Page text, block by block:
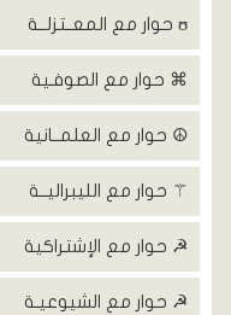
ʊ حوار مع المعــتزلــة
⌘ حوار مع الصوفـية
☮ حوار مع العلمــانية
⚚ حوار مع الليبراليــة
☭ حوار مع الإشتراكية
☭ حوار مع الشيوعيـة